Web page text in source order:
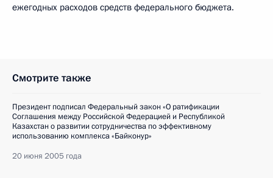
ежегодных расходов средств федерального бюджета.
Смотрите также
Президент подписал Федеральный закон «О ратификации
Соглашения между Российской Федерацией и Республикой
Казахстан о развитии сотрудничества по эффективному
использованию комплекса «Байконур»
20 июня 2005 года